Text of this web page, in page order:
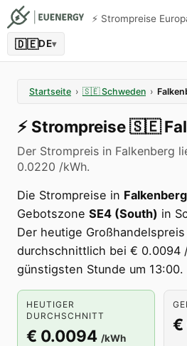
⚡️ Strompreise
🇩🇪DE▾
Startseite › 🇸🇪 Schweden ›
⚡️ Strompreise🇸🇪
Der Strompreis in Falkenberg
0.0220 /kWh.
Die Strompreise in Falkenberg
Gebotszone SE4 (South) in
Der heutige
durchschnittlich bei € 0.0094
günstigsten Stunde um 13:00.
HEUTIGER
DURCHSCHNITT
€ 0.0094 /kWh
€